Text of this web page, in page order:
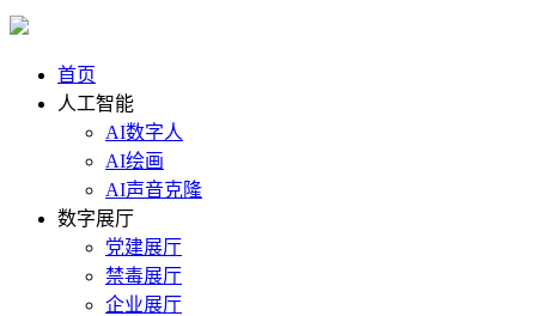
首页
人工智能
AI数字人
AI绘画
AI声音克隆
数字展厅
党建展厅
禁毒展厅
企业展厅